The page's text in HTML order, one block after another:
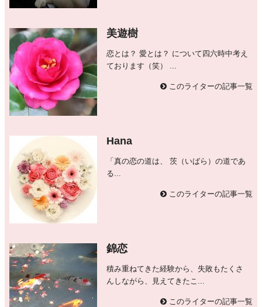
美遊樹
恋とは？ 愛とは？ について四六時中考え
ております（笑） ...
このライターの記事一覧
Hana
「真の恋の道は、 茨（いばら）の道であ
る...
このライターの記事一覧
錦恋
積み重ねてきた経験から、失敗もたくさ
んしながら、見えてきたこ...
このライターの記事一覧